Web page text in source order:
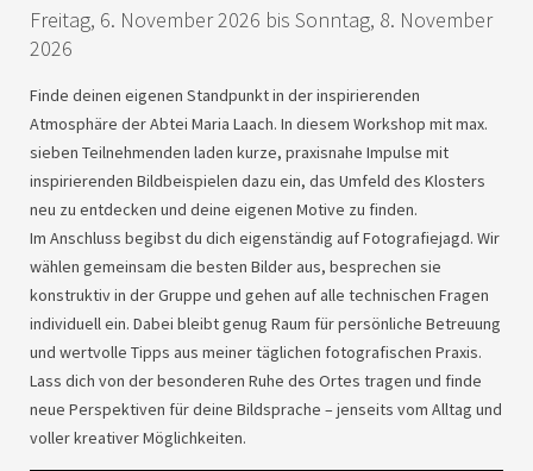
Freitag, 6. November 2026 bis Sonntag, 8. November
2026
Finde deinen eigenen Standpunkt in der inspirierenden
Atmosphäre der Abtei Maria Laach. In diesem Workshop mit max.
sieben Teilnehmenden laden kurze, praxisnahe Impulse mit
inspirierenden Bildbeispielen dazu ein, das Umfeld des Klosters
neu zu entdecken und deine eigenen Motive zu finden.
Im Anschluss begibst du dich eigenständig auf Fotografiejagd. Wir
wählen gemeinsam die besten Bilder aus, besprechen sie
konstruktiv in der Gruppe und gehen auf alle technischen Fragen
individuell ein. Dabei bleibt genug Raum für persönliche Betreuung
und wertvolle Tipps aus meiner täglichen fotografischen Praxis.
Lass dich von der besonderen Ruhe des Ortes tragen und finde
neue Perspektiven für deine Bildsprache – jenseits vom Alltag und
voller kreativer Möglichkeiten.